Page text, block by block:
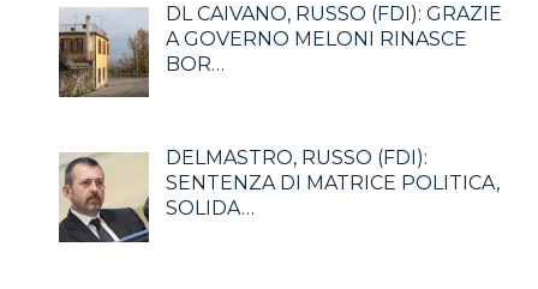
DL CAIVANO, RUSSO (FDI): GRAZIE
A GOVERNO MELONI RINASCE
BOR…
DELMASTRO, RUSSO (FDI):
SENTENZA DI MATRICE POLITICA,
SOLIDA…